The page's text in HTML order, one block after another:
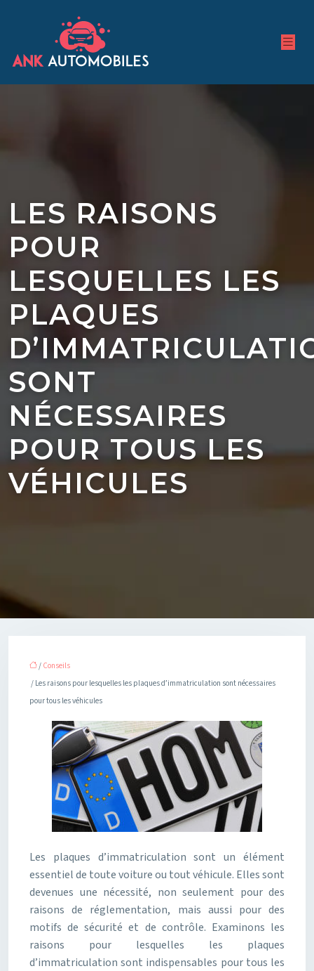
LES RAISONS
POUR
LESQUELLES LES
PLAQUES
SONT
NÉCESSAIRES
POUR TOUS LES
VÉHICULES
/ Conseils
/ Les raisons pour lesquelles les plaques d’immatriculation sont nécessaires
pour tous les véhicules
Les plaques d’immatriculation sont un élément
essentiel de toute voiture ou tout véhicule. Elles sont
devenues une nécessité, non seulement pour des
raisons de réglementation, mais aussi pour des
motifs de sécurité et de contrôle. Examinons les
raisons pour lesquelles les plaques
d’immatriculation sont indispensables pour tous les